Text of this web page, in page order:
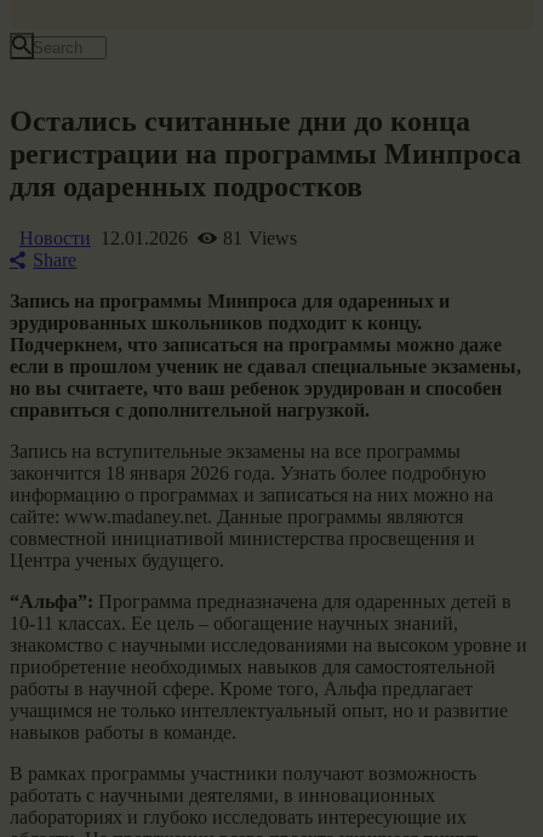
Остались считанные дни до конца
регистрации на программы Минпроса
для одаренных подростков
Новости 12.01.2026 81 Views
Share
Запись на программы Минпроса для одаренных и
эрудированных школьников подходит к концу.
Подчеркнем, что записаться на программы можно даже
если в прошлом ученик не сдавал специальные экзамены,
но вы считаете, что ваш ребенок эрудирован и способен
справиться с дополнительной нагрузкой.
Запись на вступительные экзамены на все программы
закончится 18 января 2026 года. Узнать более подробную
информацию о программах и записаться на них можно на
сайте: www.madaney.net. Данные программы являются
совместной инициативой министерства просвещения и
Центра ученых будущего.
“Альфа”: Программа предназначена для одаренных детей в
10-11 классах. Ее цель – обогащение научных знаний,
знакомство с научными исследованиями на высоком уровне и
приобретение необходимых навыков для самостоятельной
работы в научной сфере. Кроме того, Альфа предлагает
учащимся не только интеллектуальный опыт, но и развитие
навыков работы в команде.
В рамках программы участники получают возможность
работать с научными деятелями, в инновационных
лабораториях и глубоко исследовать интересующие их